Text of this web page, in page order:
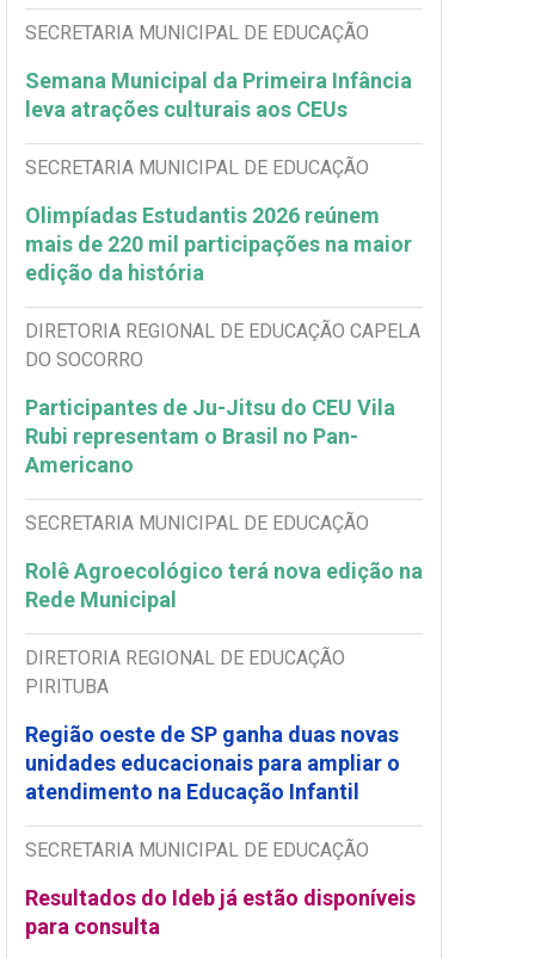
SECRETARIA MUNICIPAL DE EDUCAÇÃO
Semana Municipal da Primeira Infância
leva atrações culturais aos CEUs
SECRETARIA MUNICIPAL DE EDUCAÇÃO
Olimpíadas Estudantis 2026 reúnem
mais de 220 mil participações na maior
edição da história
DIRETORIA REGIONAL DE EDUCAÇÃO CAPELA
DO SOCORRO
Participantes de Ju-Jitsu do CEU Vila
Rubi representam o Brasil no Pan-
Americano
SECRETARIA MUNICIPAL DE EDUCAÇÃO
Rolê Agroecológico terá nova edição na
Rede Municipal
DIRETORIA REGIONAL DE EDUCAÇÃO
PIRITUBA
Região oeste de SP ganha duas novas
unidades educacionais para ampliar o
atendimento na Educação Infantil
SECRETARIA MUNICIPAL DE EDUCAÇÃO
Resultados do Ideb já estão disponíveis
para consulta